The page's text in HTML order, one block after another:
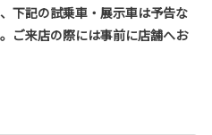
下記の試乗車・展示車は予告な
ご来店の際には事前に店舗へお